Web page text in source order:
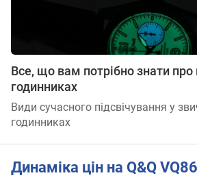
Все, що вам потрібно знати про
годинниках
Види сучасного підсвічування у
годинниках
Динаміка цін на Q&Q